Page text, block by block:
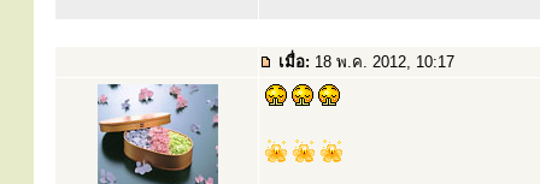
เมื่อ: 18 พ.ค. 2012, 10:17